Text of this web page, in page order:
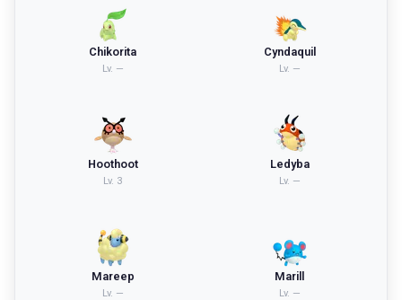
Chikorita
Lv. —
Cyndaquil
Lv. —
Hoothoot
Lv. 3
Ledyba
Lv. —
Mareep
Lv. —
Marill
Lv. —